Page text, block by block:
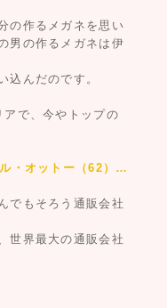
の作るメガネを思い
男の作るメガネは伊
込んだのです。
で、今やトップの
・オットー（62）…
でもそろう通販会社
世界最大の通販会社